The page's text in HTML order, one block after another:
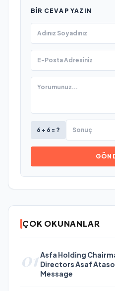
BIR CEVAP YAZIN
6 + 6 = ?
ÇOK OKUNANLAR
01Asfa Holding
Directors Asaf
Message